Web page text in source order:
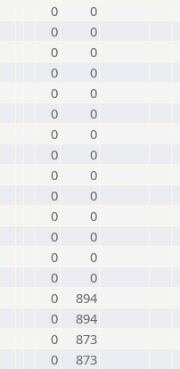
0
0
0
0
0
0
0
0
0
0
0
0
0
0
0
0
0
0
0
0
0
0
0
0
0
0
0
0
0
894
0
894
0
873
0
873